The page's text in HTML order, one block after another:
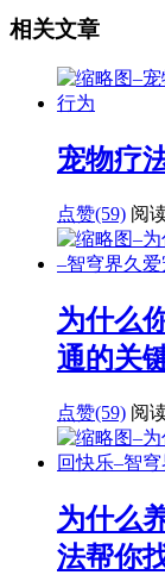
相关文章
宠物疗
点赞(59) 阅
为什么
通的关
点赞(59) 阅
为什么
法帮你